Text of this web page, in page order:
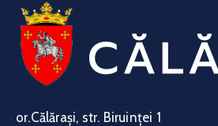
or.Călărași, str. Biruinței 1